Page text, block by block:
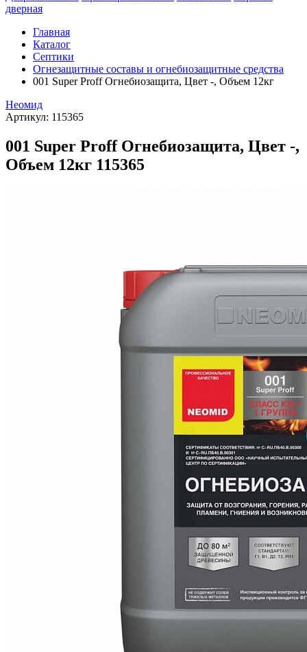
дверная
Главная
Каталог
Септики
Огнезащитные составы и огнебиозащитные средства
001 Super Proff Огнебиозащита, Цвет -, Объем 12кг
Неомид
Артикул: 115365
001 Super Proff Огнебиозащита, Цвет -,
Объем 12кг 115365